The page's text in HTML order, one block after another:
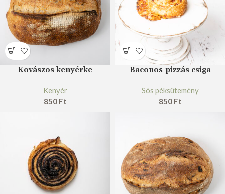
Kovászos kenyérke
Kenyér
850 Ft
Baconos-pizzás csiga
Sós péksütemény
850 Ft